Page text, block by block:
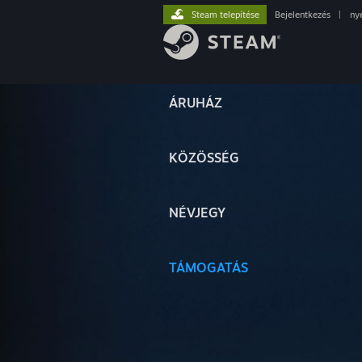
ÁRUHÁZ
KÖZÖSSÉG
NÉVJEGY
TÁMOGATÁS
Steam telepítése Bejelentkezés